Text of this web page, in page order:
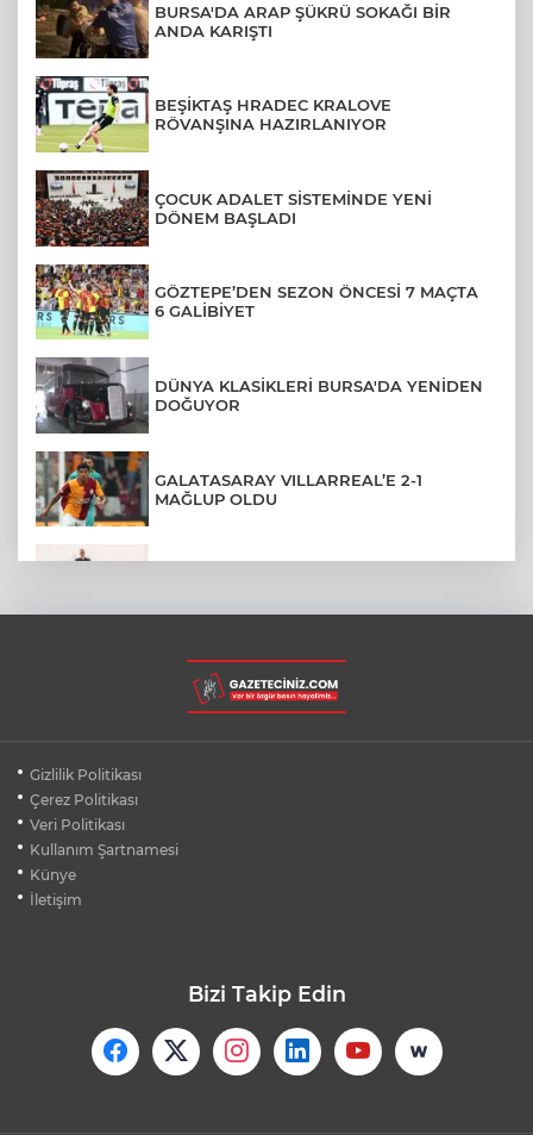
BURSA'DA ARAP ŞÜKRÜ SOKAĞI BİR
ANDA KARIŞTI
BEŞİKTAŞ HRADEC KRALOVE
RÖVANŞINA HAZIRLANIYOR
ÇOCUK ADALET SİSTEMİNDE YENİ
DÖNEM BAŞLADI
GÖZTEPE’DEN SEZON ÖNCESİ 7 MAÇTA
6 GALİBİYET
DÜNYA KLASİKLERİ BURSA'DA YENİDEN
DOĞUYOR
GALATASARAY VILLARREAL’E 2-1
MAĞLUP OLDU
RİZE'DE BÖYLE PİKNİK HERKESE NASİP
OLMAZ
OSMANGAZİ'DE ÇOCUKLAR TATİLİ
Gizlilik Politikası
Çerez Politikası
Veri Politikası
Kullanım Şartnamesi
Künye
İletişim
Bizi Takip Edin